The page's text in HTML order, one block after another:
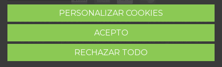
PERSONALIZAR COOKIES
RECHAZAR TODO
ACEPTO
Todos los precios son indicados con impuestos incluidos
© 2026 - Repuestolandia.es. Una marca registrada de
Abastec S.L. Diseño web:Direfentes